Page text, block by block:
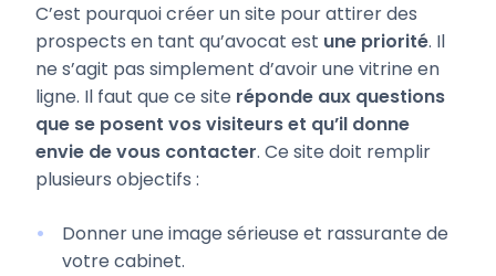
C’est pourquoi créer un site pour attirer des
prospects en tant qu’avocat est une priorité. Il
ne s’agit pas simplement d’avoir une vitrine en
ligne. Il faut que ce site réponde aux questions
que se posent vos visiteurs et qu’il donne
envie de vous contacter. Ce site doit remplir
plusieurs objectifs :
Donner une image sérieuse et rassurante de
votre cabinet.